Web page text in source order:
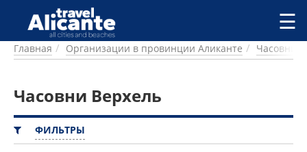
Перейти к основному содержанию
ГОРОДА
ПИТАНИЕ
ПЛЯЖИ
ДОСТОПРИМЕЧАТЕЛЬНОСТИ
☰
Главная Организации в провинции Аликанте Часовни
Часовни Верхель
ФИЛЬТРЫ